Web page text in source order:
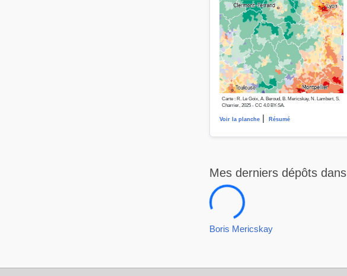
Carte : R. Le Goix, A. Beroud, B. Mericskay, N. Lambert, S.
Charrier, 2025 - CC 4.0 BY-SA.
Voir la planche | Résumé
Mes derniers dépôts dans
20ae857c24e4648ce41c7f42cbb54077
Boris Mericskay